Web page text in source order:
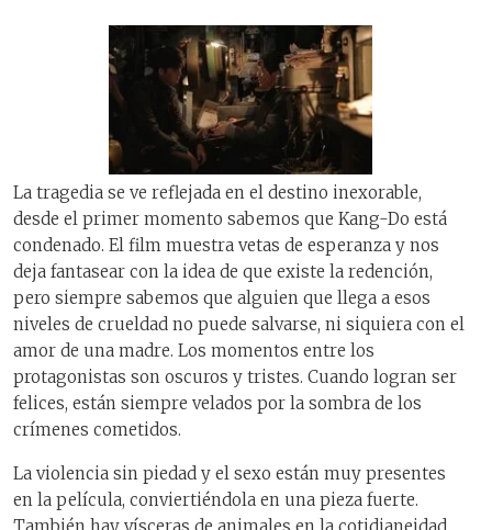
La tragedia se ve reflejada en el destino inexorable,
desde el primer momento sabemos que Kang-Do está
condenado. El film muestra vetas de esperanza y nos
deja fantasear con la idea de que existe la redención,
pero siempre sabemos que alguien que llega a esos
niveles de crueldad no puede salvarse, ni siquiera con el
amor de una madre. Los momentos entre los
protagonistas son oscuros y tristes. Cuando logran ser
felices, están siempre velados por la sombra de los
crímenes cometidos.
La violencia sin piedad y el sexo están muy presentes
en la película, conviertiéndola en una pieza fuerte.